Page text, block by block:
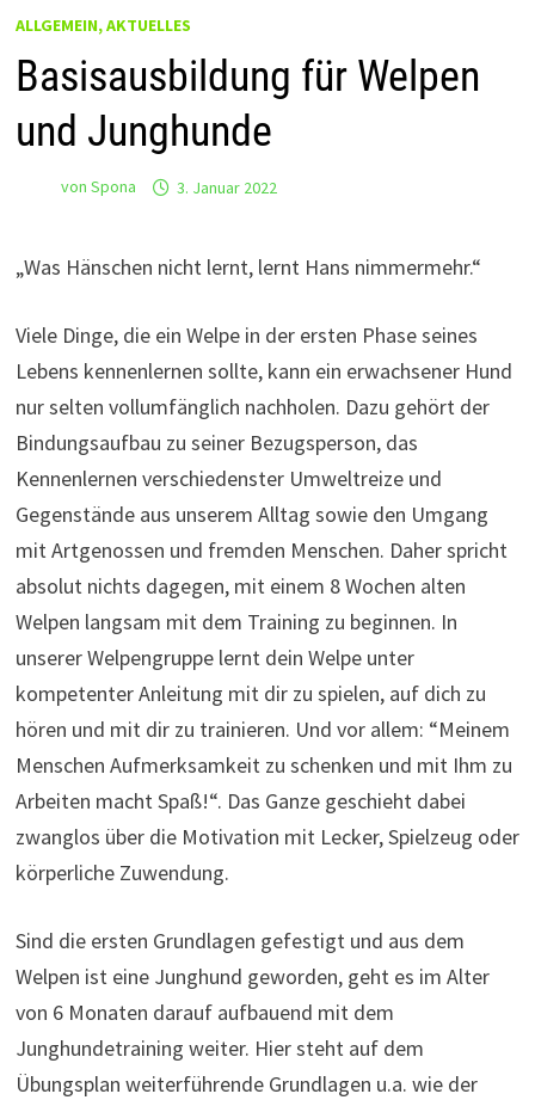
ALLGEMEIN, AKTUELLES
Basisausbildung für Welpen
und Junghunde
von Spona 3. Januar 2022
„Was Hänschen nicht lernt, lernt Hans nimmermehr.“
Viele Dinge, die ein Welpe in der ersten Phase seines
Lebens kennenlernen sollte, kann ein erwachsener Hund
nur selten vollumfänglich nachholen. Dazu gehört der
Bindungsaufbau zu seiner Bezugsperson, das
Kennenlernen verschiedenster Umweltreize und
Gegenstände aus unserem Alltag sowie den Umgang
mit Artgenossen und fremden Menschen. Daher spricht
absolut nichts dagegen, mit einem 8 Wochen alten
Welpen langsam mit dem Training zu beginnen. In
unserer Welpengruppe lernt dein Welpe unter
kompetenter Anleitung mit dir zu spielen, auf dich zu
hören und mit dir zu trainieren. Und vor allem: “Meinem
Menschen Aufmerksamkeit zu schenken und mit Ihm zu
Arbeiten macht Spaß!“. Das Ganze geschieht dabei
zwanglos über die Motivation mit Lecker, Spielzeug oder
körperliche Zuwendung.
Sind die ersten Grundlagen gefestigt und aus dem
Welpen ist eine Junghund geworden, geht es im Alter
von 6 Monaten darauf aufbauend mit dem
Junghundetraining weiter. Hier steht auf dem
Übungsplan weiterführende Grundlagen u.a. wie der